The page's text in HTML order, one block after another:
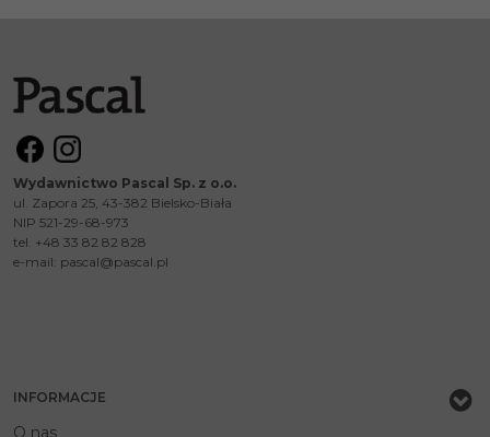
Wydawnictwo Pascal Sp. z o.o.
ul. Zapora 25, 43-382 Bielsko-Biała
NIP 521-29-68-973
tel. +48 33 82 82 828
e-mail: pascal@pascal.pl
INFORMACJE
O nas